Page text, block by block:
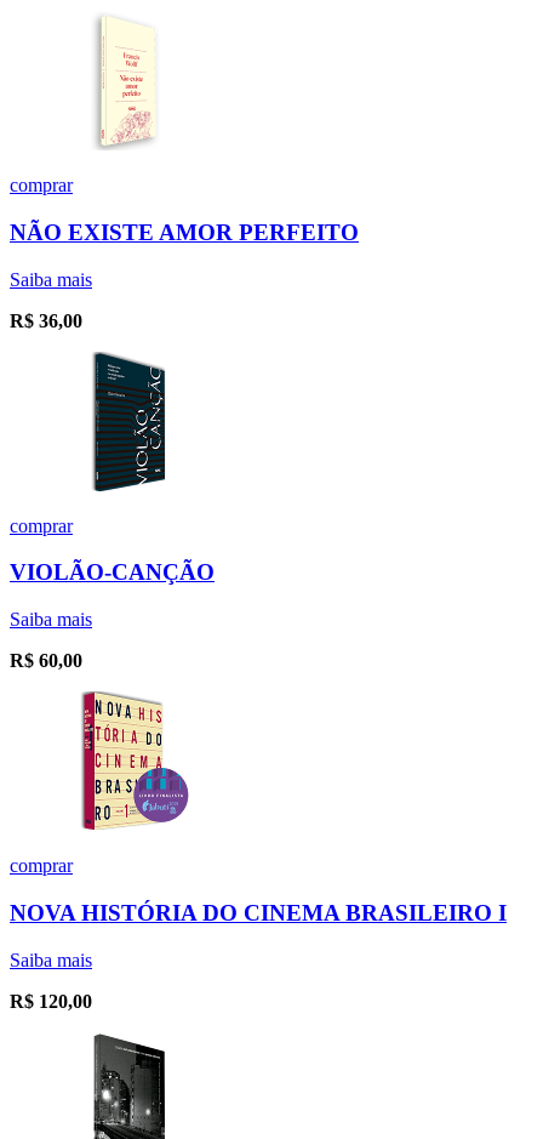
comprar
NÃO EXISTE AMOR PERFEITO
Saiba mais
R$ 36,00
comprar
VIOLÃO-CANÇÃO
Saiba mais
R$ 60,00
comprar
NOVA HISTÓRIA DO CINEMA BRASILEIRO I
Saiba mais
R$ 120,00